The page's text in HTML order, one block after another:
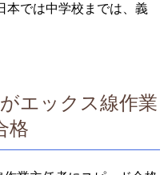
本では中学校までは、義
エックス線作業
格